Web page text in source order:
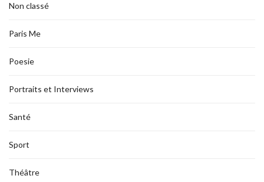
Non classé
Paris Me
Poesie
Portraits et Interviews
Santé
Sport
Théâtre